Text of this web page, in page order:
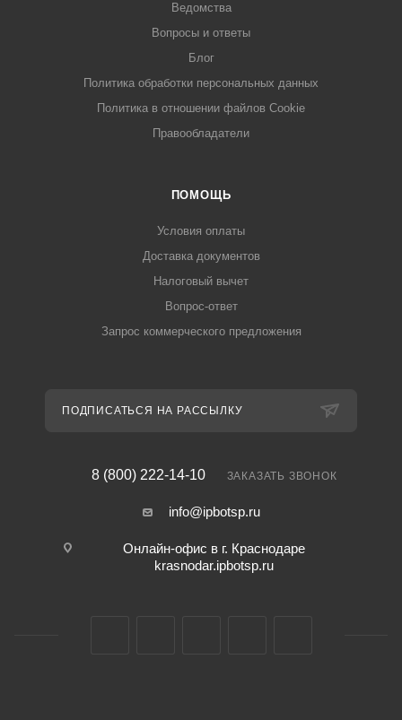
Ведомства
Вопросы и ответы
Блог
Политика обработки персональных данных
Политика в отношении файлов Cookie
Правообладатели
ПОМОЩЬ
Условия оплаты
Доставка документов
Налоговый вычет
Вопрос-ответ
Запрос коммерческого предложения
ПОДПИСАТЬСЯ НА РАССЫЛКУ
8 (800) 222-14-10 ЗАКАЗАТЬ ЗВОНОК
info@ipbotsp.ru
Онлайн-офис в г. Краснодаре
krasnodar.ipbotsp.ru